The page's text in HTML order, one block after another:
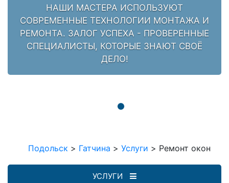
НАШИ МАСТЕРА ИСПОЛЬЗУЮТ
СОВРЕМЕННЫЕ ТЕХНОЛОГИИ МОНТАЖА И
РЕМОНТА. ЗАЛОГ УСПЕХА - ПРОВЕРЕННЫЕ
СПЕЦИАЛИСТЫ, КОТОРЫЕ ЗНАЮТ СВОЁ
ДЕЛО!
Подольск > Гатчина > Услуги > Ремонт окон
УСЛУГИ